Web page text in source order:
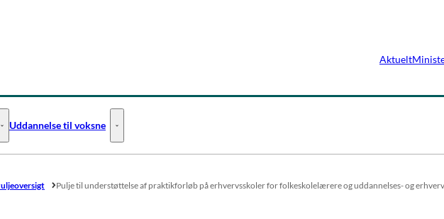
Aktuelt
Uddannelse til unge - Flere links
Uddannelse til voksne Uddannelse til voksne - Flere links
Pulje til understøttelse af praktikforløb på erhvervsskoler for folkeskolelærere og uddannelses- og